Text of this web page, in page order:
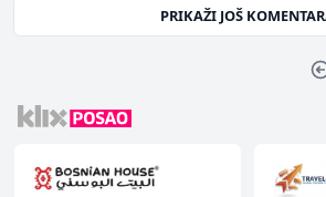
PRIKAŽI JOŠ